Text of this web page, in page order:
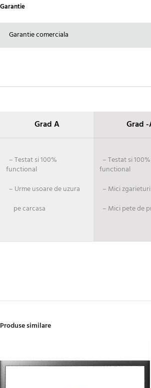
Garantie
Garantie comerciala
Grad A Grad
– Testat si 100%
functional
– Urme usoare de uzura
pe carcasa
– Testat si 100%
functional
– Mici zgarieturi
– Mici pete de
Produse similare